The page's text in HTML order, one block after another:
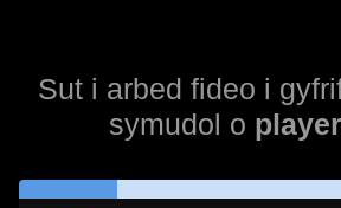
Sut i arbed fideo i
symudol o